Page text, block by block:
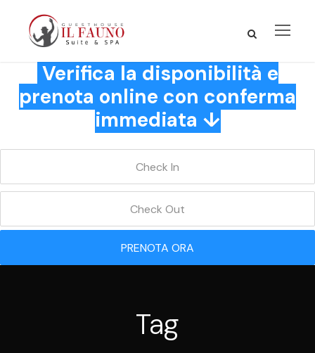
Verifica la disponibilità e
prenota online con conferma
immediata ↓
PRENOTA ORA
Tag